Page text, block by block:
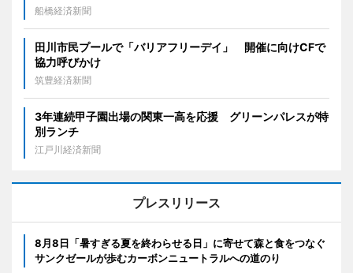
船橋経済新聞
田川市民プールで「バリアフリーデイ」 開催に向けCFで
協力呼びかけ
筑豊経済新聞
3年連続甲子園出場の関東一高を応援 グリーンパレスが特
別ランチ
江戸川経済新聞
プレスリリース
8月8日「暑すぎる夏を終わらせる日」に寄せて森と食をつなぐ
サンクゼールが歩むカーボンニュートラルへの道のり